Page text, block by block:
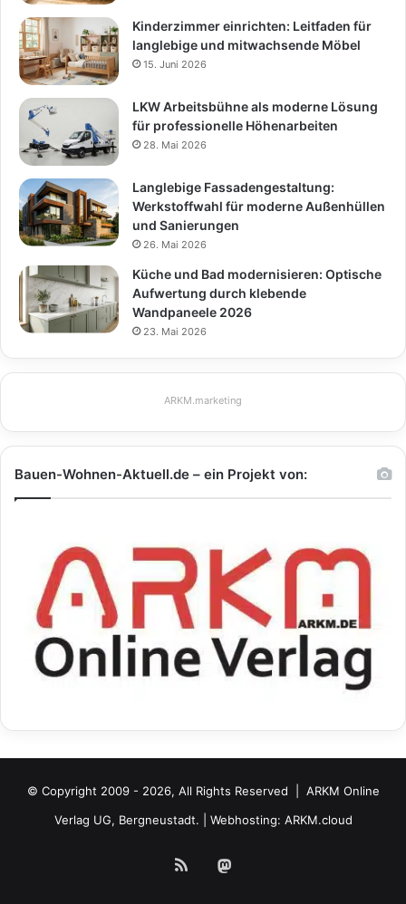
Kinderzimmer einrichten: Leitfaden für
langlebige und mitwachsende Möbel
15. Juni 2026
LKW Arbeitsbühne als moderne Lösung
für professionelle Höhenarbeiten
28. Mai 2026
Langlebige Fassadengestaltung:
Werkstoffwahl für moderne Außenhüllen
und Sanierungen
26. Mai 2026
Küche und Bad modernisieren: Optische
Aufwertung durch klebende
Wandpaneele 2026
23. Mai 2026
ARKM.marketing
Bauen-Wohnen-Aktuell.de – ein Projekt von:
© Copyright 2009 - 2026, All Rights Reserved | ARKM Online
Verlag UG, Bergneustadt. | Webhosting: ARKM.cloud
RSS